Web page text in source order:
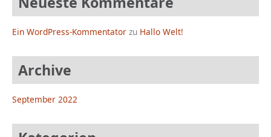
Ein WordPress-Kommentator zu Hallo Welt!
Archive
September 2022